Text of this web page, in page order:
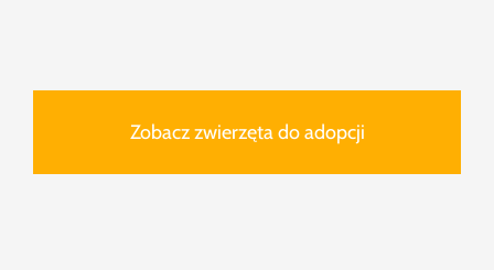
Zobacz zwierzęta do adopcji